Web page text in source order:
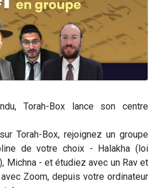
Torah-Box lance son centre
Torah-Box, rejoignez un groupe
de votre choix - Halakha (loi
Michna - et étudiez avec un Rav et
Zoom, depuis votre ordinateur